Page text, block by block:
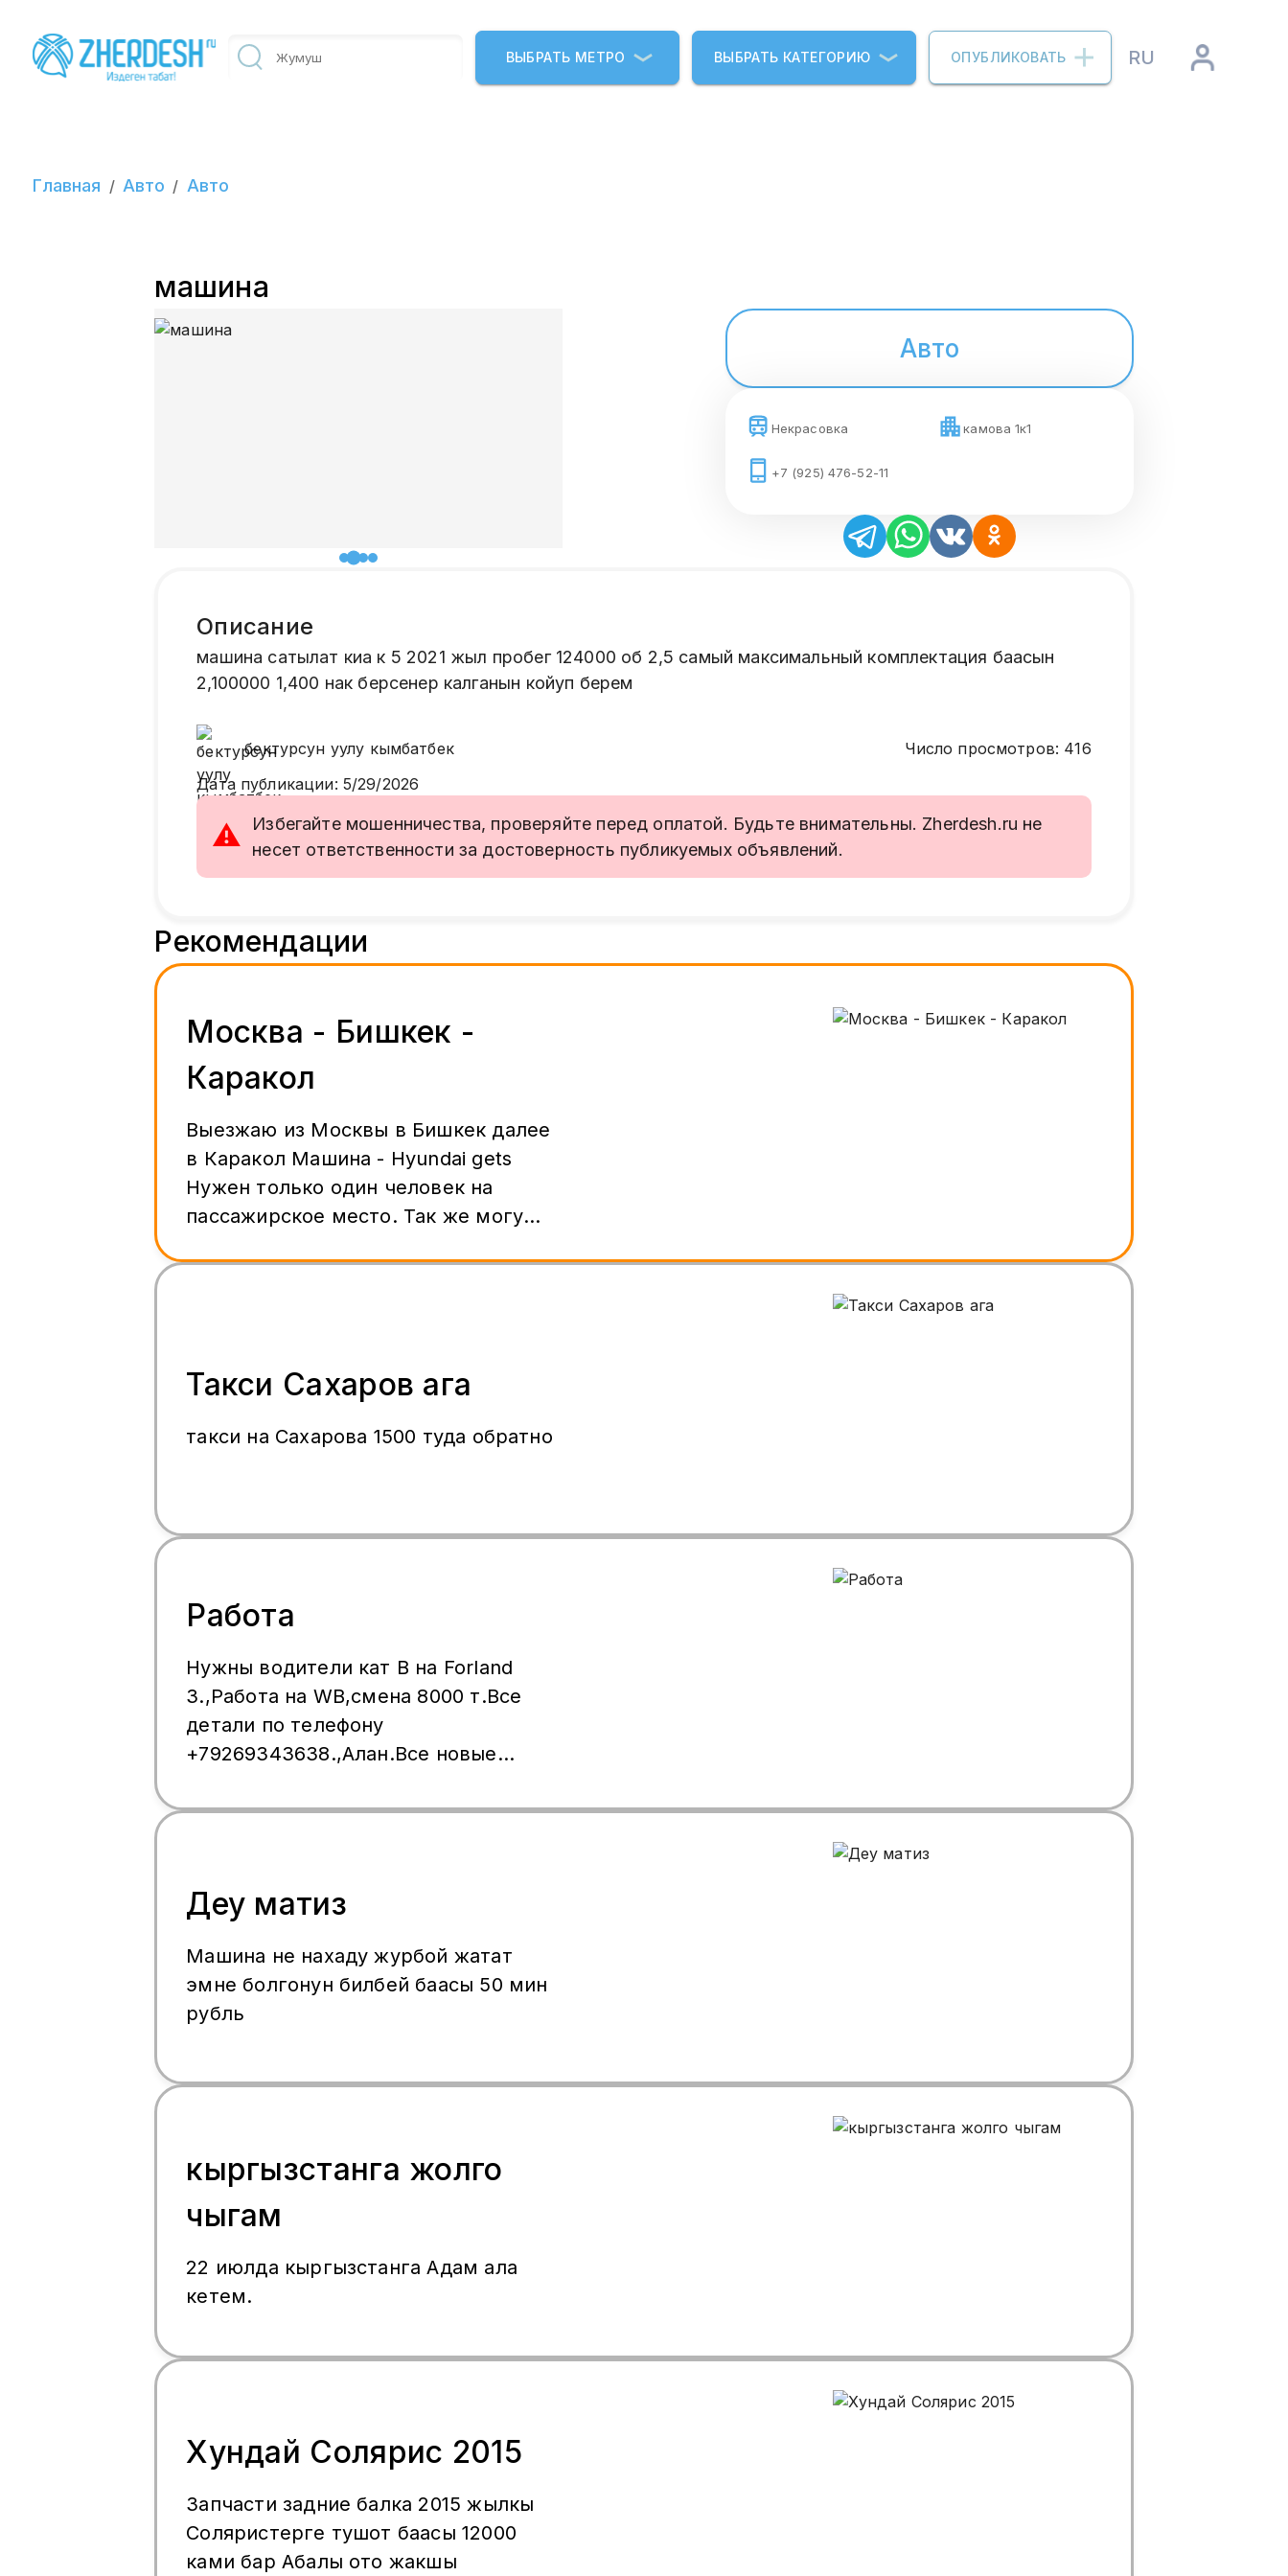
ВЫБРАТЬ МЕТРО ВЫБРАТЬ КАТЕГОРИЮ ОПУБЛИКОВАТЬ RU
Главная / Авто / Авто
машина
Авто
Некрасовка камова 1к1
+7 (925) 476-52-11
Описание
машина сатылат киа к 5 2021 жыл пробег 124000 об 2,5 самый максимальный комплектация баасын
2,100000 1,400 нак берсенер калганын койуп берем
бектурсун уулу кымбатбек Число просмотров: 416
Дата публикации: 5/29/2026
⚠
Избегайте мошенничества, проверяйте перед оплатой. Будьте внимательны. Zherdesh.ru не
несет ответственности за достоверность публикуемых объявлений.
Рекомендации
Москва - Бишкек -
Каракол
Выезжаю из Москвы в Бишкек далее
в Каракол Машина - Hyundai gets
Нужен только один человек на
пассажирское место. Так же могу
Такси Сахаров ага
такси на Сахарова 1500 туда обратно
Работа
Нужны водители кат В на Forland
3.,Работа на WB,смена 8000 т.Все
детали по телефону
+79269343638.,Алан.Все новые
Деу матиз
Машина не нахаду журбой жатат
эмне болгонун билбей баасы 50 мин
рубль
кыргызстанга жолго
чыгам
22 июлда кыргызстанга Адам ала
кетем.
Хундай Солярис 2015
Запчасти задние балка 2015 жылкы
Соляристерге тушот баасы 12000
ками бар Абалы ото жакшы